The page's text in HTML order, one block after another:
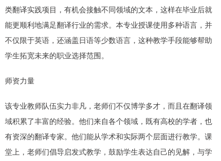
类翻译实践项目，有机会接触不同领域的文本，这样在毕业后就
能更顺利地满足翻译行业的需求。本专业授课使用多种语言，并
不仅限于英语，还涵盖日语等少数语言，这种教学手段能够帮助
学生拓宽未来的职业选择范围。
师资力量
该专业教师队伍实力非凡，老师们不仅博学多才，而且在翻译领
域积累了丰富的经验。他们来自各个领域，既有高校的学者，也
有资深的翻译专家。他们能从学术和实际两个层面进行教学。课
堂上，老师们倡导启发式教学，鼓励学生表达自己的见解，与学